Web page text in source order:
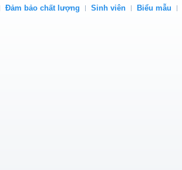
Đảm bảo chất lượng Sinh viên Biểu mẫu